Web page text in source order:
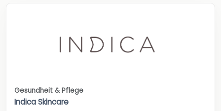
Gesundheit & Pflege
Indica Skincare